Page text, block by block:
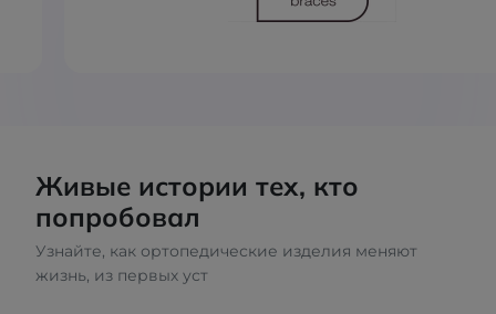
Живые истории тех, кто
попробовал
Узнайте, как ортопедические изделия меняют
жизнь, из первых уст